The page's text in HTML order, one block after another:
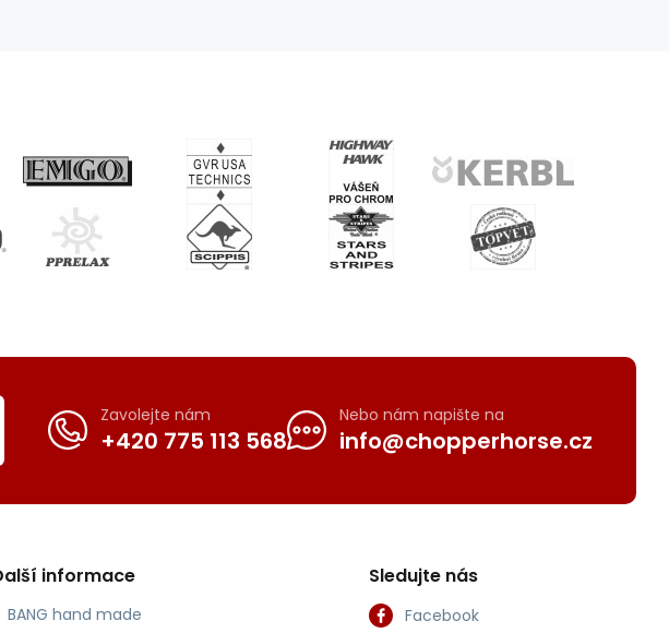
Zavolejte nám
+420 775 113 568
Nebo nám napište na
info@chopperhorse.cz
informace
BANG hand made
Sledujte nás
Facebook